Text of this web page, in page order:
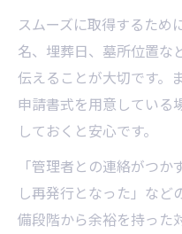
スムーズに取得するため
名、埋葬日、墓所位置な
伝えることが大切です。
申請書式を用意している
しておくと安心です。
「管理者との連絡がつ
し再発行となった」など
備段階から余裕を持った